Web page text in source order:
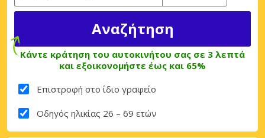
Κάντε κράτηση του αυτοκινήτου σας σε 3 λεπτά
και εξοικονομήστε έως και 65%
Επιστροφή στο ίδιο γραφείο
Οδηγός ηλικίας 26 – 69 ετών